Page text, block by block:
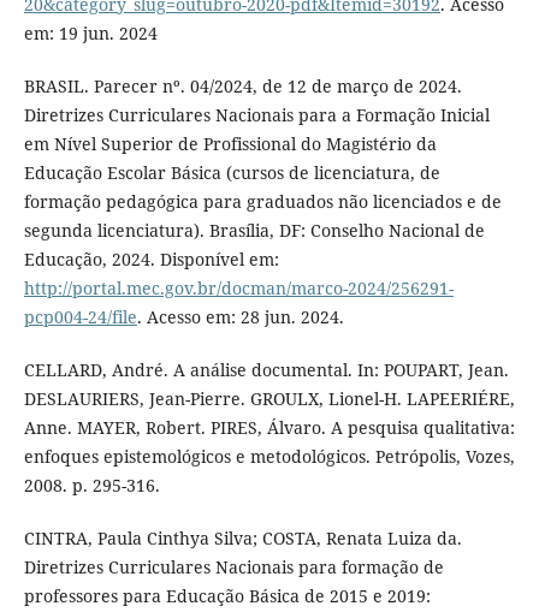
em: 19 jun. 2024
BRASIL. Parecer nº. 04/2024, de 12 de março de 2024.
Diretrizes Curriculares Nacionais para a Formação Inicial
em Nível Superior de Profissional do Magistério da
Educação Escolar Básica (cursos de licenciatura, de
formação pedagógica para graduados não licenciados e de
segunda licenciatura). Brasília, DF: Conselho Nacional de
Educação, 2024. Disponível em:
http://portal.mec.gov.br/docman/marco-2024/256291-
pcp004-24/file. Acesso em: 28 jun. 2024.
CELLARD, André. A análise documental. In: POUPART, Jean.
DESLAURIERS, Jean-Pierre. GROULX, Lionel-H. LAPEERIÉRE,
Anne. MAYER, Robert. PIRES, Álvaro. A pesquisa qualitativa:
enfoques epistemológicos e metodológicos. Petrópolis, Vozes,
2008. p. 295-316.
CINTRA, Paula Cinthya Silva; COSTA, Renata Luiza da.
Diretrizes Curriculares Nacionais para formação de
professores para Educação Básica de 2015 e 2019: